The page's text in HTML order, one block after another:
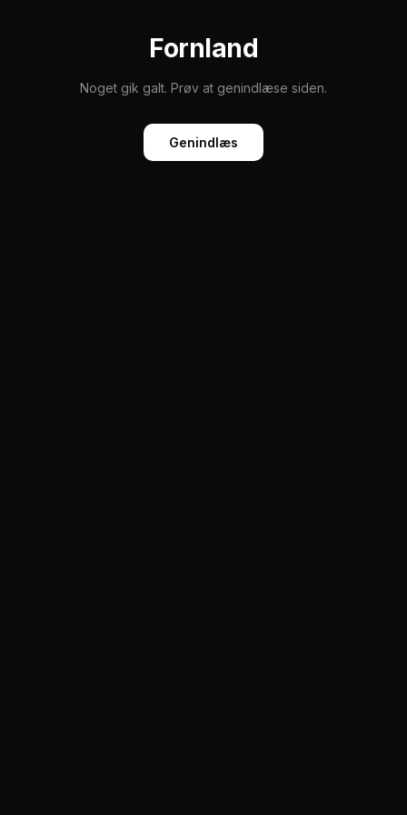
Fornland
Noget gik galt. Prøv at genindlæse siden.
Genindlæs